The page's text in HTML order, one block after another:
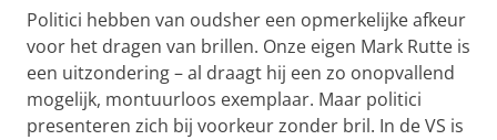
Politici hebben van oudsher een opmerkelijke afkeur
voor het dragen van brillen. Onze eigen Mark Rutte is
een uitzondering – al draagt hij een zo onopvallend
mogelijk, montuurloos exemplaar. Maar politici
presenteren zich bij voorkeur zonder bril. In de VS is